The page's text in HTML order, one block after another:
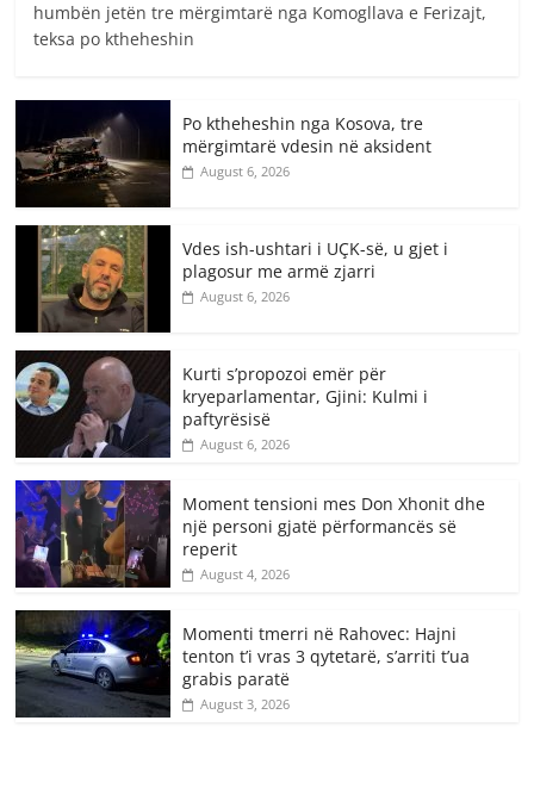
humbën jetën tre mërgimtarë nga Komogllava e Ferizajt,
teksa po ktheheshin
Po ktheheshin nga Kosova, tre
mërgimtarë vdesin në aksident
August 6, 2026
Vdes ish-ushtari i UÇK-së, u gjet i
plagosur me armë zjarri
August 6, 2026
Kurti s’propozoi emër për
kryeparlamentar, Gjini: Kulmi i
paftyrësisë
August 6, 2026
Moment tensioni mes Don Xhonit dhe
një personi gjatë përformancës së
reperit
August 4, 2026
Momenti tmerri në Rahovec: Hajni
tenton t’i vras 3 qytetarë, s’arriti t’ua
grabis paratë
August 3, 2026